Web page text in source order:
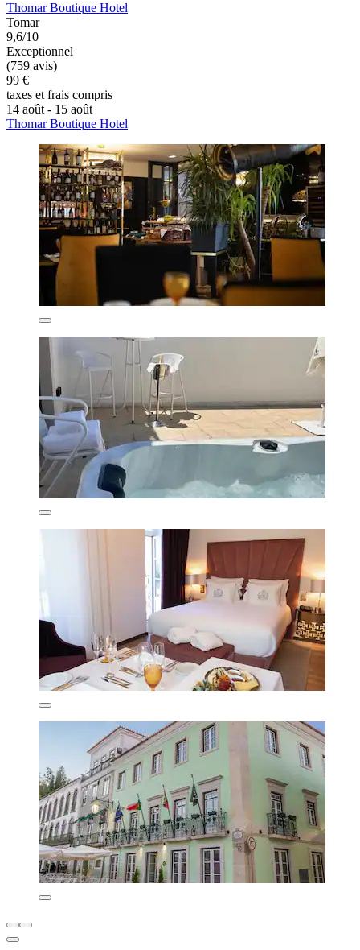
Thomar Boutique Hotel
Tomar
9,6/10
Exceptionnel
(759 avis)
99 €
taxes et frais compris
14 août - 15 août
Thomar Boutique Hotel